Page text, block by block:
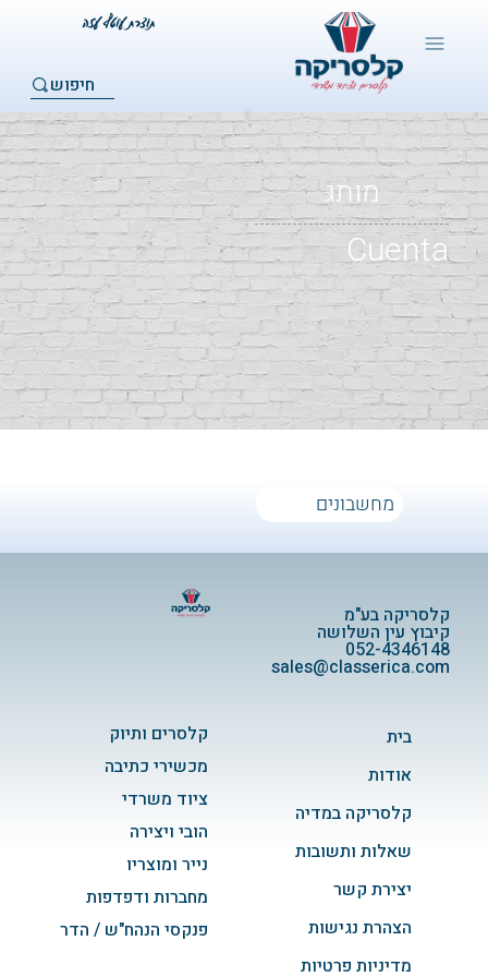
חיפוש
מותג
Cuenta
מחשבונים
מחשבונים
קלסרים ותיוק
מכשירי כתיבה
ציוד משרדי
הובי ויצירה
נייר ומוצריו
מחברות ודפדפות
פנקסי הנהח"ש / הדר
בית
אודות
קלסריקה במדיה
שאלות ותשובות
יצירת קשר
הצהרת נגישות
מדיניות פרטיות
קלסריקה בע"מ
קיבוץ עין השלושה
052-4346148
sales@classerica.com